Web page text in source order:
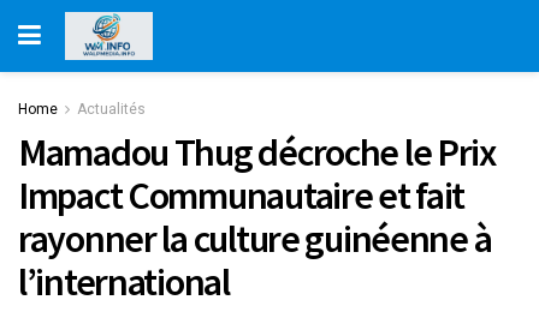
Home Actualités
Mamadou Thug décroche le Prix
Impact Communautaire et fait
rayonner la culture guinéenne à
l’international